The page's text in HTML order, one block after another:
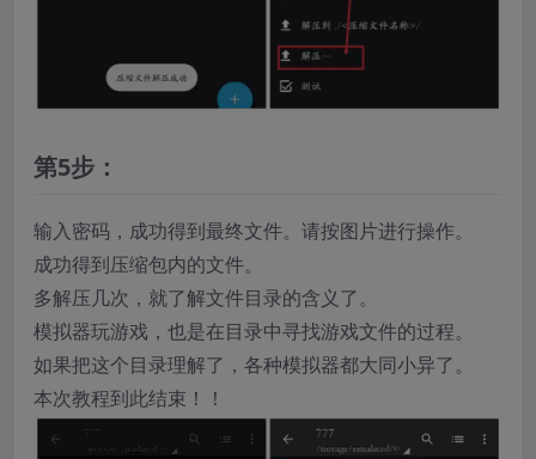
第5步：
输入密码，成功得到最终文件。请按图片进行操作。
成功得到压缩包内的文件。
多解压几次，就了解文件目录的含义了。
模拟器玩游戏，也是在目录中寻找游戏文件的过程。
如果把这个目录理解了，各种模拟器都大同小异了。
本次教程到此结束！！